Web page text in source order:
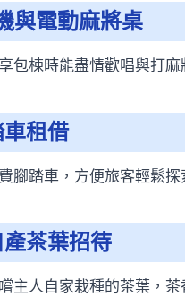
與電動麻將桌
包棟時能盡情歡唱與打
租借
腳踏車，方便旅客輕鬆
茶葉招待
主人自家栽種的茶葉，